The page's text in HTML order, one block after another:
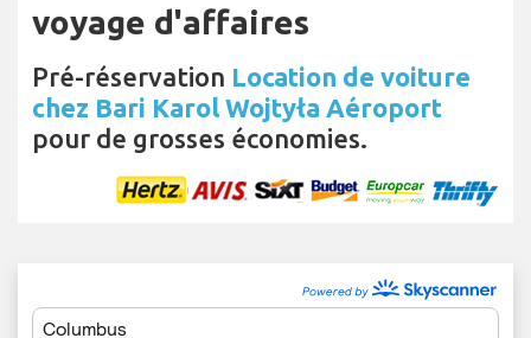
voyage d'affaires
Pré-réservation Location de voiture
chez Bari Karol Wojtyła Aéroport
pour de grosses économies.